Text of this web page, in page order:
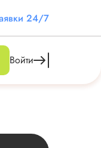
24/7
Войти